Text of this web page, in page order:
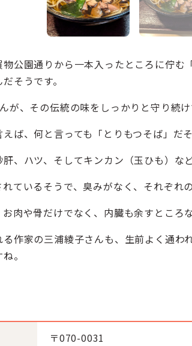
公園通りから一本入ったところに佇
そうです。
が、その伝統の味をしっかりと守り続け
ば、何と言っても「とりもつそば」だそ
、ハツ、そしてキンカン（玉ひも）な
ているそうで、臭みがなく、それぞれ
肉や骨だけでなく、内臓も余すところ
作家の三浦綾子さんも、生前よく通
。
〒070-0031